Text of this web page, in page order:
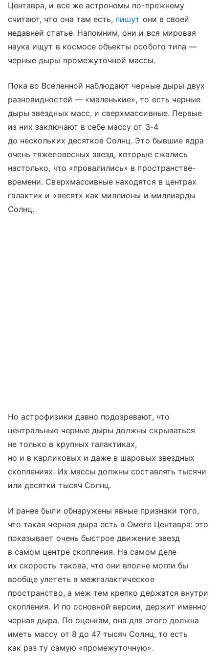
Центавра, и все же астрономы по-прежнему
считают, что она там есть, пишут они в своей
недавней статье. Напомним, они и вся мировая
наука ищут в космосе объекты особого типа —
черные дыры промежуточной массы.
Пока во Вселенной наблюдают черные дыры двух
разновидностей — «маленькие», то есть черные
дыры звездных масс, и сверхмассивные. Первые
из них заключают в себе массу от 3-4
до нескольких десятков Солнц. Это бывшие ядра
очень тяжеловесных звезд, которые сжались
настолько, что «провалились» в пространстве-
времени. Сверхмассивные находятся в центрах
галактик и «весят» как миллионы и миллиарды
Солнц.
Но астрофизики давно подозревают, что
центральные черные дыры должны скрываться
не только в крупных галактиках,
но и в карликовых и даже в шаровых звездных
скоплениях. Их массы должны составлять тысячи
или десятки тысяч Солнц.
И ранее были обнаружены явные признаки того,
что такая черная дыра есть в Омеге Центавра: это
показывает очень быстрое движение звезд
в самом центре скопления. На самом деле
их скорость такова, что они вполне могли бы
вообще улететь в межгалактическое
пространство, а меж тем крепко держатся внутри
скопления. И по основной версии, держит именно
черная дыра. По оценкам, она для этого должна
иметь массу от 8 до 47 тысяч Солнц, то есть
как раз ту самую «промежуточную».